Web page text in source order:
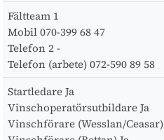
Fältteam 1
Mobil 070-399 68 47
Telefon 2 -
Telefon (arbete) 072-590 89 58
Startledare Ja
Vinschoperatörsutbildare Ja
Vinschförare (Wesslan/Ceasar)